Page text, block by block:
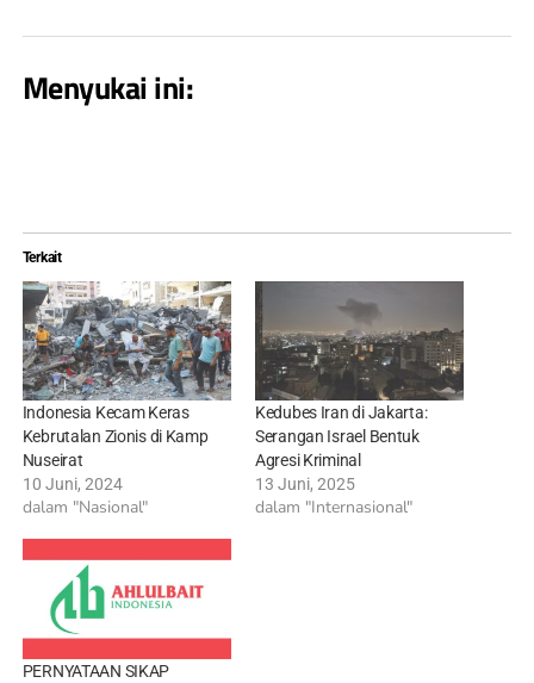
Menyukai ini:
Terkait
Indonesia Kecam Keras
Kebrutalan Zionis di Kamp
Nuseirat
10 Juni, 2024
dalam "Nasional"
Kedubes Iran di Jakarta:
Serangan Israel Bentuk
Agresi Kriminal
13 Juni, 2025
dalam "Internasional"
PERNYATAAN SIKAP